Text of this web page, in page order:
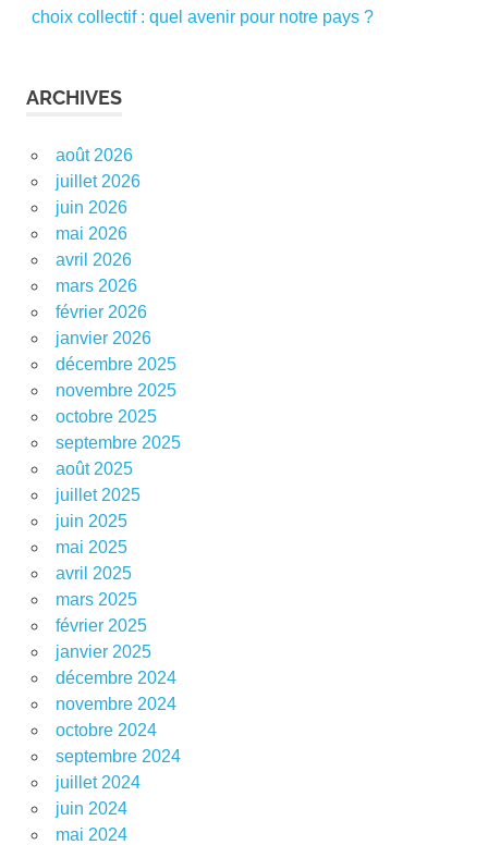
choix collectif : quel avenir pour notre pays ?
ARCHIVES
août 2026
juillet 2026
juin 2026
mai 2026
avril 2026
mars 2026
février 2026
janvier 2026
décembre 2025
novembre 2025
octobre 2025
septembre 2025
août 2025
juillet 2025
juin 2025
mai 2025
avril 2025
mars 2025
février 2025
janvier 2025
décembre 2024
novembre 2024
octobre 2024
septembre 2024
juillet 2024
juin 2024
mai 2024